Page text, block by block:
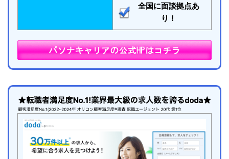
全国に面談拠点あ
り！